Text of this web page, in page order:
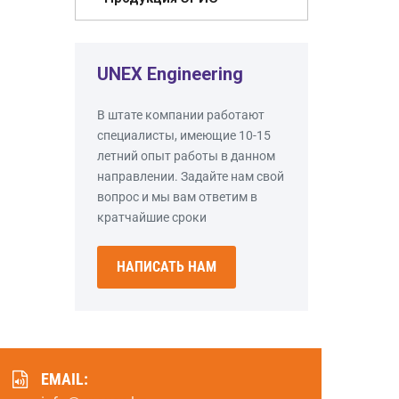
UNEX Engineering
В штате компании работают
специалисты, имеющие 10-15
летний опыт работы в данном
направлении. Задайте нам свой
вопрос и мы вам ответим в
кратчайшие сроки
НАПИСАТЬ НАМ
EMAIL: